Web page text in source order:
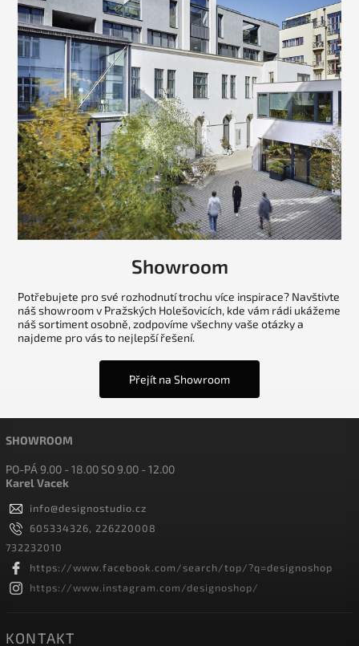
Showroom
Potřebujete pro své rozhodnutí trochu více inspirace? Navštivte
náš showroom v Pražských Holešovicích, kde vám rádi ukážeme
náš sortiment osobně, zodpovíme všechny vaše otázky a
najdeme pro vás to nejlepší řešení.
Přejít na Showroom
SHOWROOM
PO-PÁ 9.00 - 18.00 SO 9.00 - 12.00
Karel Vacek
info@designostudio.cz
605334326, 226220008
732232010
https://www.facebook.com/search/top/?q=designoshop
https://www.instagram.com/designoshop/
KONTAKT